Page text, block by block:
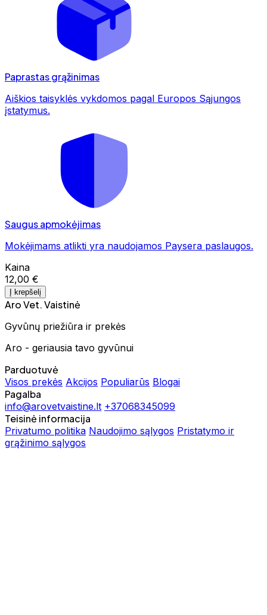
Paprastas grąžinimas
Aiškios taisyklės vykdomos pagal Europos Sąjungos
įstatymus.
Saugus apmokėjimas
Mokėjimams atlikti yra naudojamos Paysera paslaugos.
Kaina
12,00 €
Į krepšelį
Aro Vet. Vaistinė
Gyvūnų priežiūra ir prekės
Aro - geriausia tavo gyvūnui
Parduotuvė
Visos prekės Akcijos Populiarūs Blogai
Pagalba
info@arovetvaistine.lt +37068345099
Teisinė informacija
Privatumo politika Naudojimo sąlygos Pristatymo ir
grąžinimo sąlygos